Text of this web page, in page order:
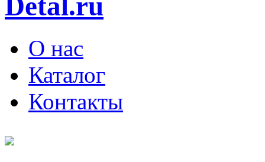
О нас
Каталог
Контакты